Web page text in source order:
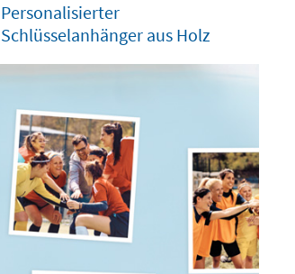
Personalisierter
Schlüsselanhänger aus Holz